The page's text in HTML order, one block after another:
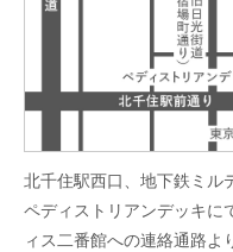
北千住駅西口、地下鉄ミル
ペディストリアンデッキに
ィス二番館への連絡通路よ